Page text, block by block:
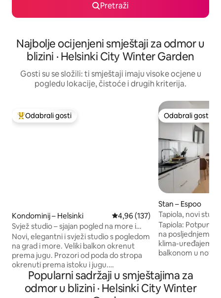
Pretraži
Najbolje ocijenjeni smještaji za odmor u
blizini · Helsinki City Winter Garden
Gosti su se složili: ti smještaji imaju visoke ocjene u
pogledu lokacije, čistoće i drugih kriterija.
Među najviše rangiranima s oznakom „Odabrali gosti”
Odabrali gosti
Kondominij – Helsinki Prosječna ocjena: 4,96/5,
4,96 (137)
Svjež studio – sjajan pogled na more i
veliki balkon
Novi, elegantni i svježi studio s pogledom
na grad i more. Veliki balkon okrenut
prema jugu. Prozori od poda do stropa
okrenuti prema istoku i jugu.
Mladenačko, moderno područje
Kalasatama/Sompasaari u Helsinkiju.
Stan se nalazi na samo 5 minuta hoda od
Odabrali gosti
Odabrali gosti
Stan – Espoo
Tapiola, novi
klima-uređajem i
Tapiola: Potpuno
na posljednjem
klima-uređajem i
balkonom u
srcu Tapiole, u
Metro i 'Ainoa'. Vrlo
namješten i
Popularni sadržaji u smještajima za
odmor u blizini · Helsinki City Winter